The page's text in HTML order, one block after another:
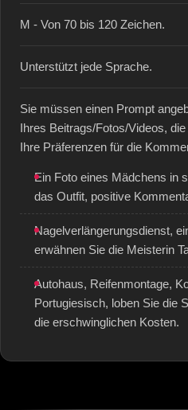
M - Von 70 bis 120 Zeichen.
Unterstützt jede Sprache.
Sie müssen einen Prompt
Ihres Beitrags/Fotos/Videos,
Ihre Präferenzen für die
Ein Foto eines Mädchens in
das Outfit, positive
Nagelverlängerungsdienst,
erwähnen Sie die Meisterin
Autohaus, Reifenmontage,
Portugiesisch, loben Sie die
die erschwinglichen Kosten.